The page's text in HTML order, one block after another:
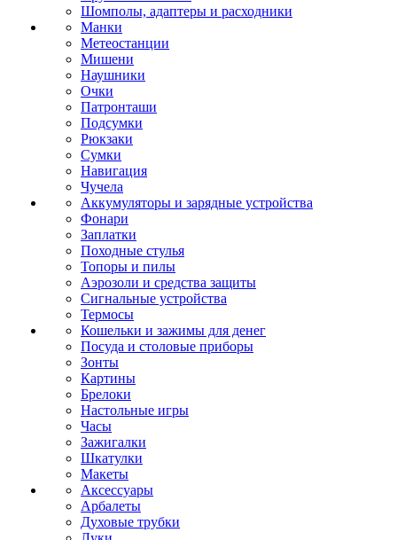
Шомполы, адаптеры и расходники
Манки
Метеостанции
Мишени
Наушники
Очки
Патронташи
Подсумки
Рюкзаки
Сумки
Навигация
Чучела
Аккумуляторы и зарядные устройства
Фонари
Заплатки
Походные стулья
Топоры и пилы
Аэрозоли и средства защиты
Сигнальные устройства
Термосы
Кошельки и зажимы для денег
Посуда и столовые приборы
Зонты
Картины
Брелоки
Настольные игры
Часы
Зажигалки
Шкатулки
Макеты
Аксессуары
Арбалеты
Духовые трубки